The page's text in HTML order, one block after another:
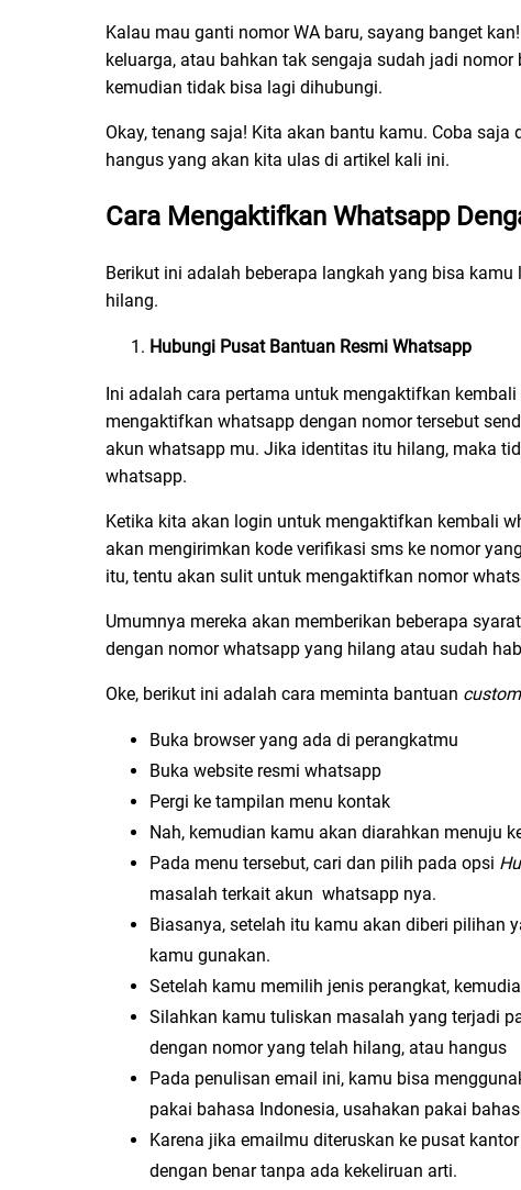
Kalau mau ganti nomor WA baru, sayang banget
keluarga, atau bahkan tak sengaja sudah jadi
kemudian tidak bisa lagi dihubungi.
Okay, tenang saja! Kita akan bantu kamu. Coba
hangus yang akan kita ulas di artikel kali ini.
Cara Mengaktifkan Whatsapp
Berikut ini adalah beberapa langkah yang bisa
hilang.
Hubungi Pusat Bantuan Resmi Whatsapp
Ini adalah cara pertama untuk mengaktifkan
mengaktifkan whatsapp dengan nomor tersebut
akun whatsapp mu. Jika identitas itu hilang, maka
whatsapp.
Ketika kita akan login untuk mengaktifkan kembali
akan mengirimkan kode verifikasi sms ke nomor
itu, tentu akan sulit untuk mengaktifkan nomor
Umumnya mereka akan memberikan beberapa
dengan nomor whatsapp yang hilang atau sudah
Oke, berikut ini adalah cara meminta bantuan
Buka browser yang ada di perangkatmu
Buka website resmi whatsapp
Pergi ke tampilan menu kontak
Nah, kemudian kamu akan diarahkan menuju
Pada menu tersebut, cari dan pilih pada opsi
masalah terkait akun whatsapp nya.
Biasanya, setelah itu kamu akan diberi pilihan
kamu gunakan.
Setelah kamu memilih jenis perangkat,
Silahkan kamu tuliskan masalah yang terjadi
dengan nomor yang telah hilang, atau hangus
Pada penulisan email ini, kamu bisa
pakai bahasa Indonesia, usahakan pakai
Karena jika emailmu diteruskan ke pusat
dengan benar tanpa ada kekeliruan arti.